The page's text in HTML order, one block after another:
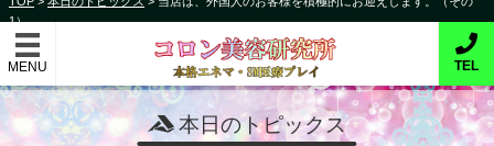
コ
テ
ン
ツ
1）
コロン美容研究所
本格的エネマ・SM医療プレイ TEL
本日のトピックス